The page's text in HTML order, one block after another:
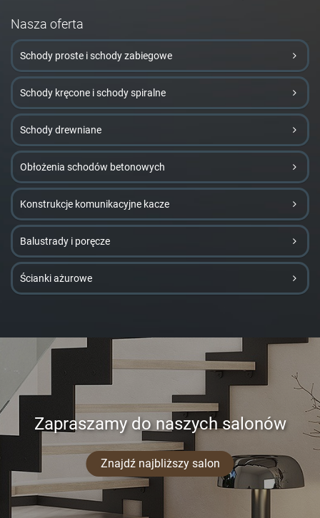
Nasza oferta
Schody proste i schody zabiegowe
Schody kręcone i schody spiralne
Schody drewniane
Obłożenia schodów betonowych
Konstrukcje komunikacyjne kacze
Balustrady i poręcze
Ścianki ażurowe
Zapraszamy do naszych salonów
Znajdź najbliższy salon